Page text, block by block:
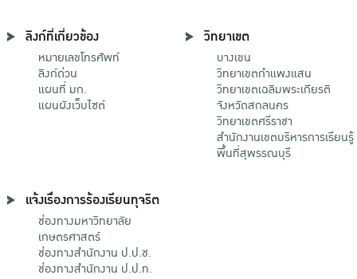
ลิงก์ที่เกี่ยวข้อง
หมายเลขโทรศัพท์
ลิงก์ด่วน
แผนที่ มก.
แผนผังเว็บไซต์
วิทยาเขต
บางเขน
วิทยาเขตกําแพงแสน
วิทยาเขตเฉลิมพระเกียรติ
จังหวัดสกลนคร
วิทยาเขตศรีราชา
สำนักงานเขตบริหารการเรียนรู้
พื้นที่สุพรรณบุรี
แจ้งเรื่องการร้องเรียนทุจริต
ช่องทางมหาวิทยาลัย
เกษตรศาสตร์
ช่องทางสำนักงาน ป.ป.ช.
ช่องทางสำนักงาน ป.ป.ท.